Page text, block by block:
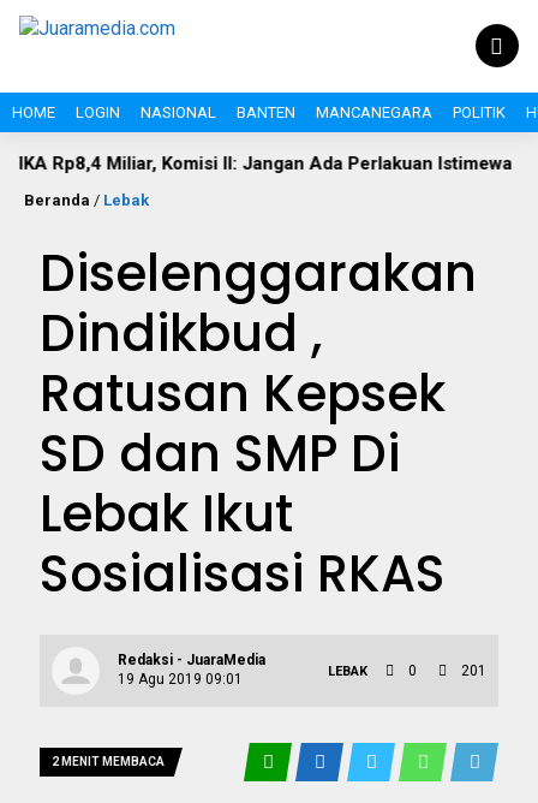
HOME LOGIN NASIONAL BANTEN MANCANEGARA POLITIK
Miliar, Komisi II: Jangan Ada Perlakuan Istimewa
Beranda / Lebak
Diselenggarakan
Dindikbud ,
Ratusan Kepsek
SD dan SMP Di
Lebak Ikut
Sosialisasi RKAS
Redaksi - JuaraMedia
19 Agu 2019 09:01
LEBAK 0 201
2 MENIT MEMBACA